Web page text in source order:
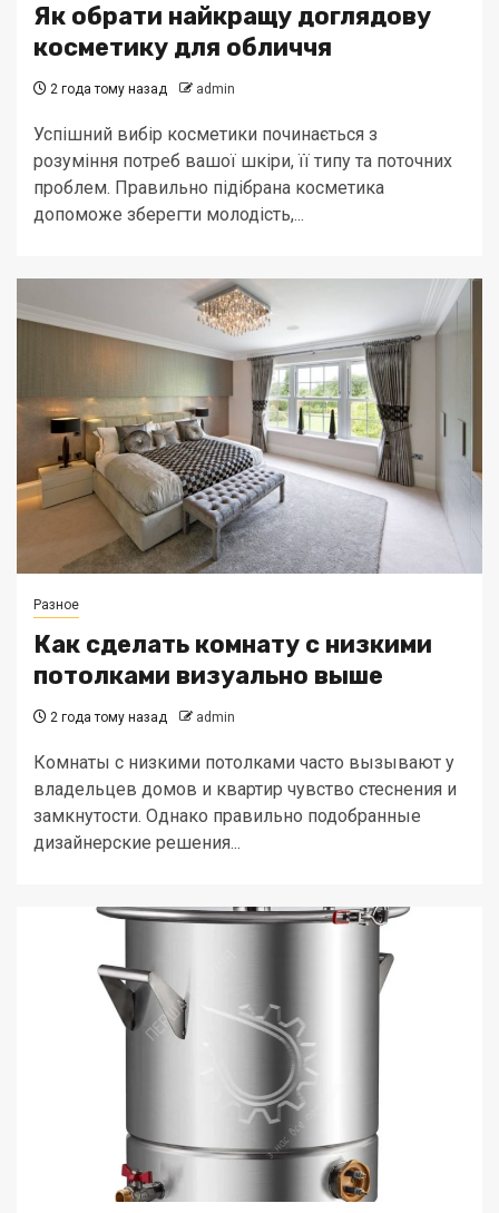
Як обрати найкращу доглядову
косметику для обличчя
2 года тому назад admin
Успішний вибір косметики починається з
розуміння потреб вашої шкіри, її типу та поточних
проблем. Правильно підібрана косметика
допоможе зберегти молодість,...
Разное
Как сделать комнату с низкими
потолками визуально выше
2 года тому назад admin
Комнаты с низкими потолками часто вызывают у
владельцев домов и квартир чувство стеснения и
замкнутости. Однако правильно подобранные
дизайнерские решения...